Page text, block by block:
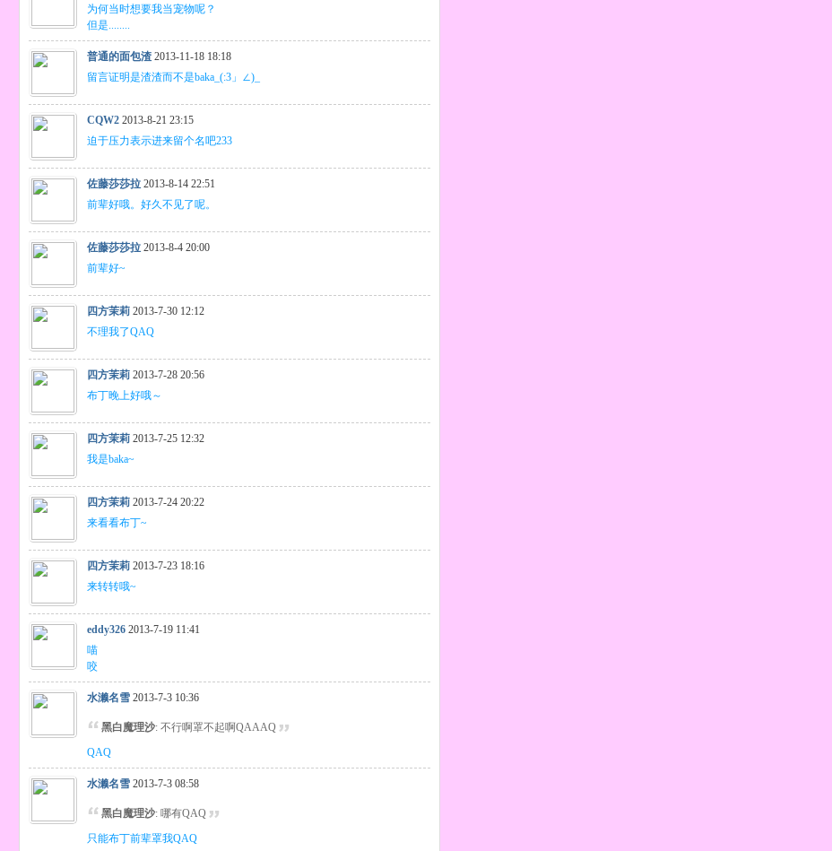
为何当时想要我当宠物呢？
但是........
普通的面包渣 2013-11-18 18:18
留言证明是渣渣而不是baka_(:3」∠)_
CQW2 2013-8-21 23:15
迫于压力表示进来留个名吧233
佐藤莎莎拉 2013-8-14 22:51
前辈好哦。好久不见了呢。
佐藤莎莎拉 2013-8-4 20:00
前辈好~
四方茉莉 2013-7-30 12:12
不理我了QAQ
四方茉莉 2013-7-28 20:56
布丁晚上好哦～
四方茉莉 2013-7-25 12:32
我是baka~
四方茉莉 2013-7-24 20:22
来看看布丁~
四方茉莉 2013-7-23 18:16
来转转哦~
eddy326 2013-7-19 11:41
喵
咬
水濑名雪 2013-7-3 10:36
黑白魔理沙: 不行啊罩不起啊QAAAQ
QAQ
水濑名雪 2013-7-3 08:58
黑白魔理沙: 哪有QAQ
只能布丁前辈罩我QAQ